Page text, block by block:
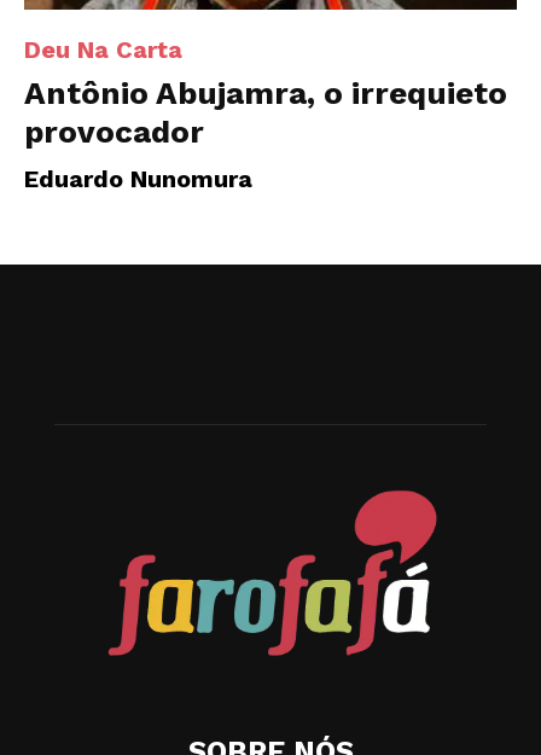
Deu Na Carta
Antônio Abujamra, o irrequieto
provocador
Eduardo Nunomura